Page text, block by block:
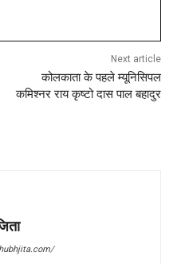
Next article
कोलकाता के पहले म्यूनिसिपल
कमिश्नर राय कृष्टो दास पाल बहादुर